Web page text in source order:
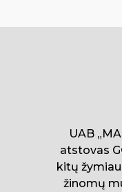
UAB
atstovas
kitų
žinomų